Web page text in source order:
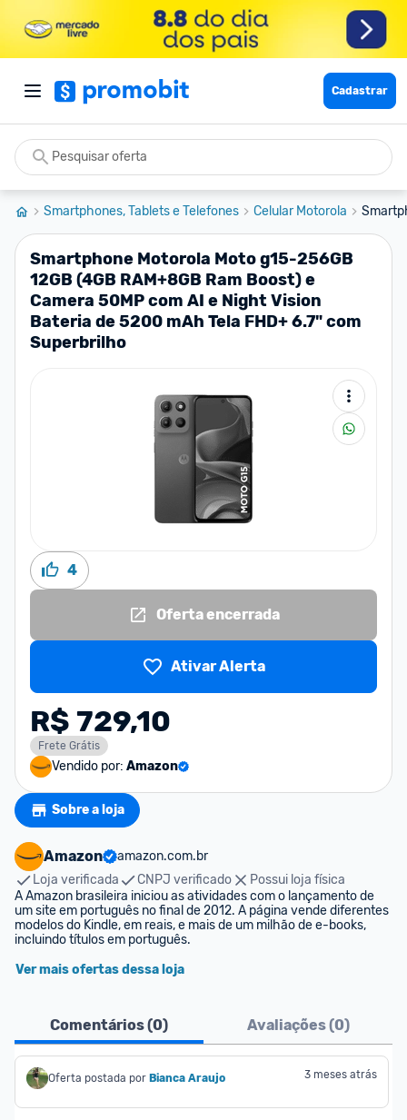
Cadastrar
Smartphones, Tablets e Telefones Celular Motorola
Smartphone Motorola Moto g15-256GB
12GB (4GB RAM+8GB Ram Boost) e
Camera 50MP com AI e Night Vision
Bateria de 5200 mAh Tela FHD+ 6.7" com
Superbrilho
4
Oferta encerrada
Ativar Alerta
R$ 729,10
Frete Grátis
Vendido por: Amazon
Sobre a loja
Amazon
amazon.com.br
Loja verificada
CNPJ verificado
Possui loja física
A Amazon brasileira iniciou as atividades com o lançamento de
um site em português no final de 2012. A página vende diferentes
modelos do Kindle, em reais, e mais de um milhão de e-books,
incluindo títulos em português.
Ver mais ofertas dessa loja
Comentários (0) Avaliações (0)
Oferta postada por Bianca Araujo 3 meses atrás